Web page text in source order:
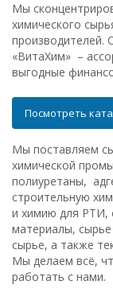
Мы
химического
производителей.
«ВитаХим» –
выгодные
Посмотреть
Мы поставляем
химической
полиуретаны,
строительную
и химию для РТИ,
материалы,
сырье, а также
Мы делаем всё,
работать с нами.